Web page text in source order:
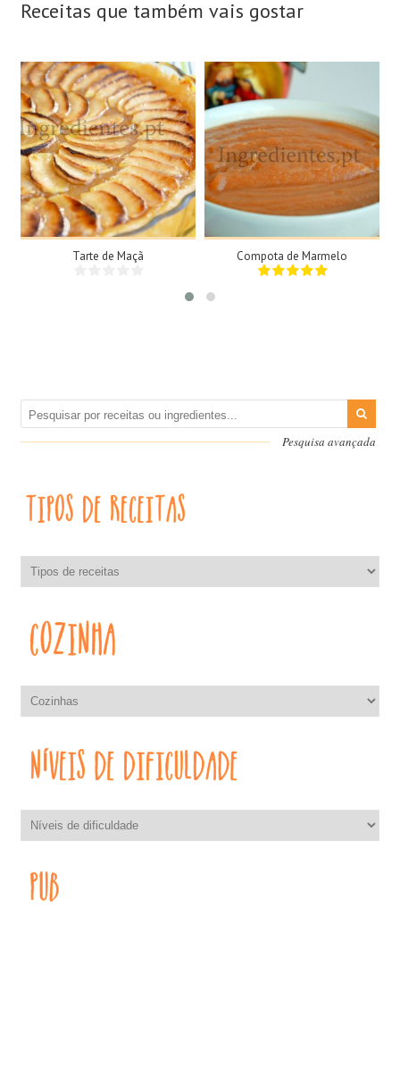
Receitas que também vais gostar
8 Doses
8 Pessoas
45Min
Tarte de Maçã
2 Tigelas
N/A
35Min
Compota de Marmelo
Pesquisa avançada